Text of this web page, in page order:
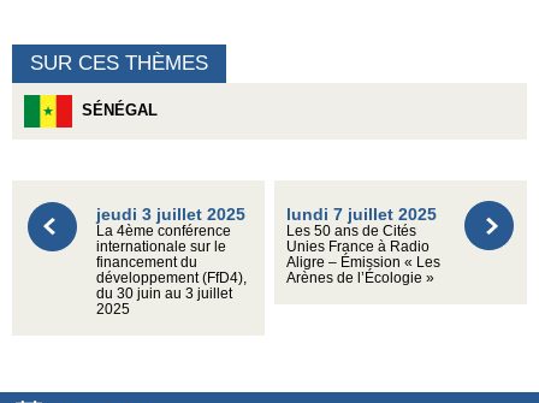
SUR CES THÈMES
SÉNÉGAL
jeudi 3 juillet 2025
La 4ème conférence
internationale sur le
financement du
développement (FfD4),
du 30 juin au 3 juillet
2025
lundi 7 juillet 2025
Les 50 ans de Cités
Unies France à Radio
Aligre – Émission « Les
Arènes de l’Écologie »